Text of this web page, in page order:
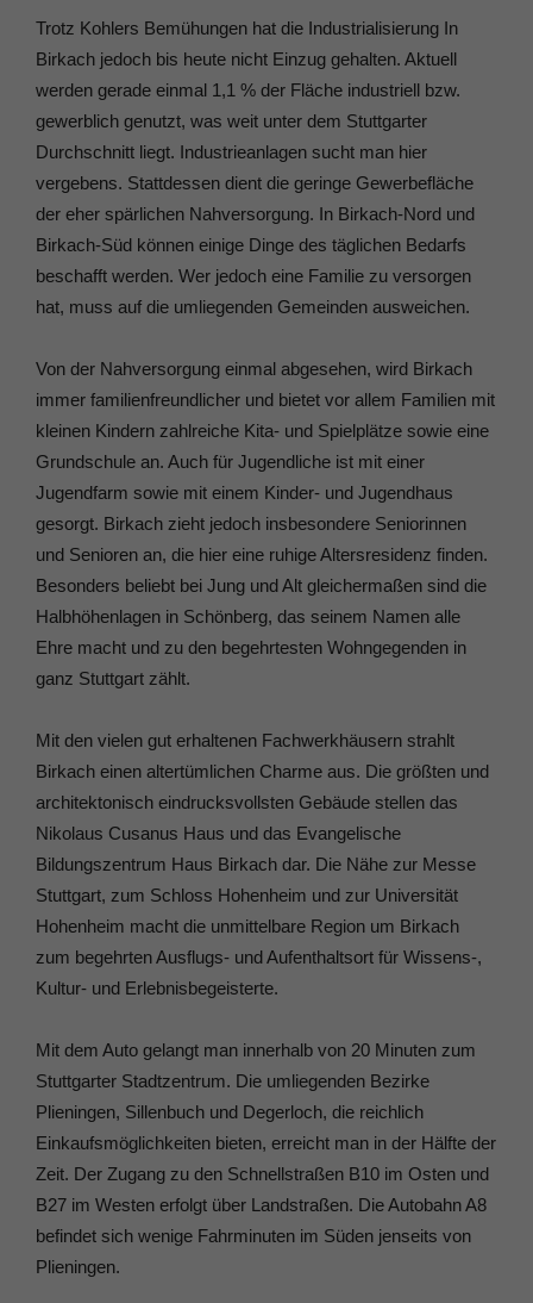
Trotz Kohlers Bemühungen hat die Industrialisierung In
Birkach jedoch bis heute nicht Einzug gehalten. Aktuell
werden gerade einmal 1,1 % der Fläche industriell bzw.
gewerblich genutzt, was weit unter dem Stuttgarter
Durchschnitt liegt. Industrieanlagen sucht man hier
vergebens. Stattdessen dient die geringe Gewerbefläche
der eher spärlichen Nahversorgung. In Birkach-Nord und
Birkach-Süd können einige Dinge des täglichen Bedarfs
beschafft werden. Wer jedoch eine Familie zu versorgen
hat, muss auf die umliegenden Gemeinden ausweichen.
Von der Nahversorgung einmal abgesehen, wird Birkach
immer familienfreundlicher und bietet vor allem Familien mit
kleinen Kindern zahlreiche Kita- und Spielplätze sowie eine
Grundschule an. Auch für Jugendliche ist mit einer
Jugendfarm sowie mit einem Kinder- und Jugendhaus
gesorgt. Birkach zieht jedoch insbesondere Seniorinnen
und Senioren an, die hier eine ruhige Altersresidenz finden.
Besonders beliebt bei Jung und Alt gleichermaßen sind die
Halbhöhenlagen in Schönberg, das seinem Namen alle
Ehre macht und zu den begehrtesten Wohngegenden in
ganz Stuttgart zählt.
Mit den vielen gut erhaltenen Fachwerkhäusern strahlt
Birkach einen altertümlichen Charme aus. Die größten und
architektonisch eindrucksvollsten Gebäude stellen das
Nikolaus Cusanus Haus und das Evangelische
Bildungszentrum Haus Birkach dar. Die Nähe zur Messe
Stuttgart, zum Schloss Hohenheim und zur Universität
Hohenheim macht die unmittelbare Region um Birkach
zum begehrten Ausflugs- und Aufenthaltsort für Wissens-,
Kultur- und Erlebnisbegeisterte.
Mit dem Auto gelangt man innerhalb von 20 Minuten zum
Stuttgarter Stadtzentrum. Die umliegenden Bezirke
Plieningen, Sillenbuch und Degerloch, die reichlich
Einkaufsmöglichkeiten bieten, erreicht man in der Hälfte der
Zeit. Der Zugang zu den Schnellstraßen B10 im Osten und
B27 im Westen erfolgt über Landstraßen. Die Autobahn A8
befindet sich wenige Fahrminuten im Süden jenseits von
Plieningen.